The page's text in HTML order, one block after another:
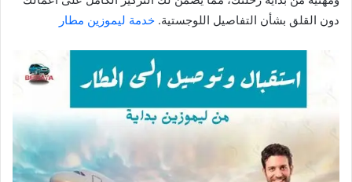
دون القلق بشأن التفاصيل اللوجستية. خدمة ليموزين مطار